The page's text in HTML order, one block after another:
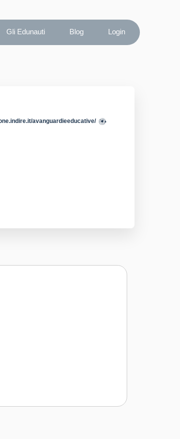
Gli Edunauti Blog Login
avanguardieeducative/